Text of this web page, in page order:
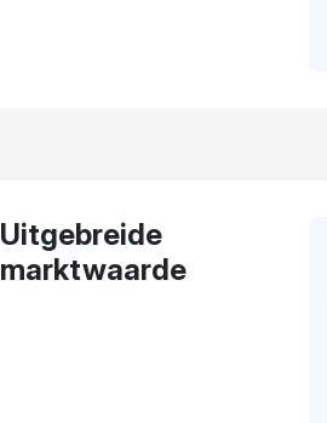
Uitgebreide
marktwaarde